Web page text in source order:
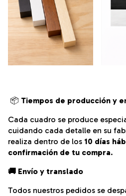
📦 Tiempos de producción y
Cada cuadro se produce
cuidando cada detalle en su
realiza dentro de los 10 días
confirmación de tu compra.
🚚 Envío y translado
Todos nuestros pedidos se